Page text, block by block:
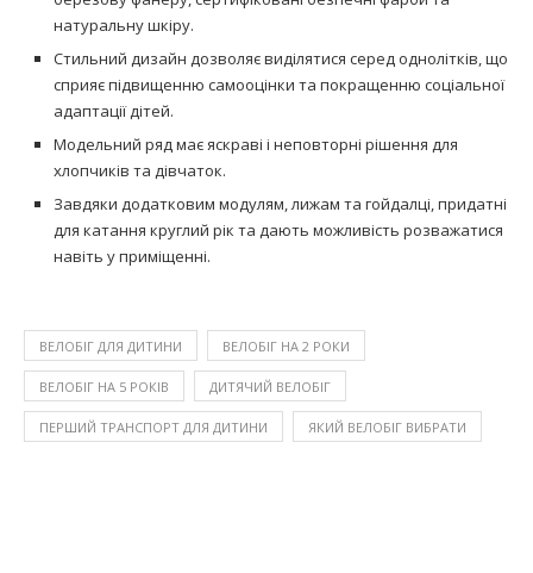
натуральну шкіру.
Стильний дизайн дозволяє виділятися серед однолітків, що
сприяє підвищенню самооцінки та покращенню соціальної
адаптації дітей.
Модельний ряд має яскраві і неповторні рішення для
хлопчиків та дівчаток.
Завдяки додатковим модулям, лижам та гойдалці, придатні
для катання круглий рік та дають можливість розважатися
навіть у приміщенні.
ВЕЛОБІГ ДЛЯ ДИТИНИ ВЕЛОБІГ НА 2 РОКИ
ВЕЛОБІГ НА 5 РОКІВ ДИТЯЧИЙ ВЕЛОБІГ
ПЕРШИЙ ТРАНСПОРТ ДЛЯ ДИТИНИ ЯКИЙ ВЕЛОБІГ ВИБРАТИ